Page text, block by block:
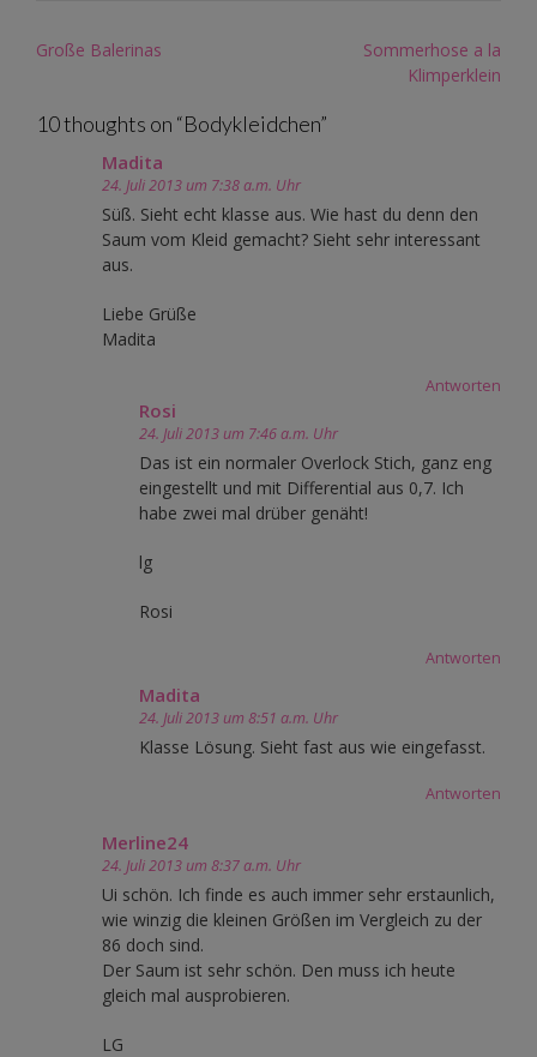
Post
Große Balerinas
Sommerhose a la
Klimperklein
10 thoughts on “Bodykleidchen”
Madita
24. Juli 2013 um 7:38 a.m. Uhr
Süß. Sieht echt klasse aus. Wie hast du denn den
Saum vom Kleid gemacht? Sieht sehr interessant
aus.
Liebe Grüße
Madita
Antworten
Rosi
24. Juli 2013 um 7:46 a.m. Uhr
Das ist ein normaler Overlock Stich, ganz eng
eingestellt und mit Differential aus 0,7. Ich
habe zwei mal drüber genäht!
lg
Rosi
Antworten
Madita
24. Juli 2013 um 8:51 a.m. Uhr
Klasse Lösung. Sieht fast aus wie eingefasst.
Antworten
Merline24
24. Juli 2013 um 8:37 a.m. Uhr
Ui schön. Ich finde es auch immer sehr erstaunlich,
wie winzig die kleinen Größen im Vergleich zu der
86 doch sind.
Der Saum ist sehr schön. Den muss ich heute
gleich mal ausprobieren.
LG